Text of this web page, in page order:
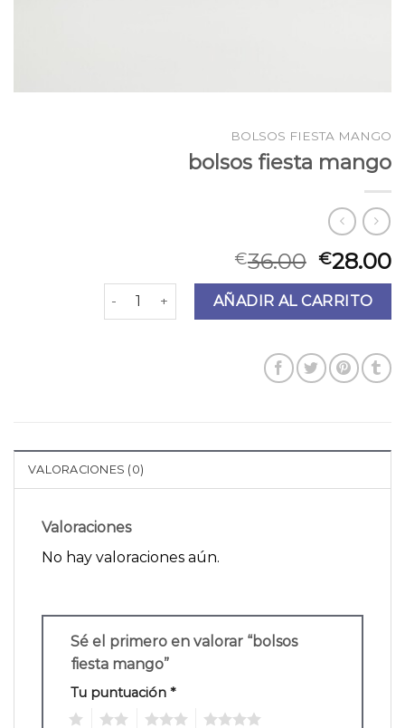
BOLSOS FIESTA MANGO
bolsos fiesta mango
€36.00 €28.00
bolsos fiesta mango cantidadAÑADIR AL CARRITO
VALORACIONES (0)
Valoraciones
No hay valoraciones aún.
Sé el primero en valorar “bolsos
fiesta mango”
Tu puntuación *